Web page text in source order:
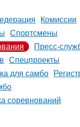
Комиссии
Спортсмены
Пресс-
Спецпроекты
для самбо
соревнований